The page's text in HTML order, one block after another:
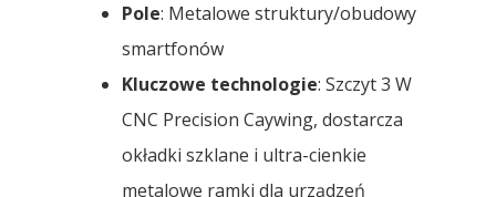
Pole: Metalowe struktury/obudowy
smartfonów
Kluczowe technologie: Szczyt 3 W
CNC Precision Caywing, dostarcza
okładki szklane i ultra-cienkie
metalowe ramki dla urządzeń